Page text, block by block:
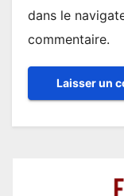
dans le
commentaire.